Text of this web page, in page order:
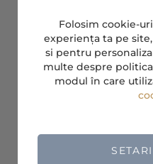
Folosim cookie-
experiența ta pe
si pentru
multe despre
modul în care